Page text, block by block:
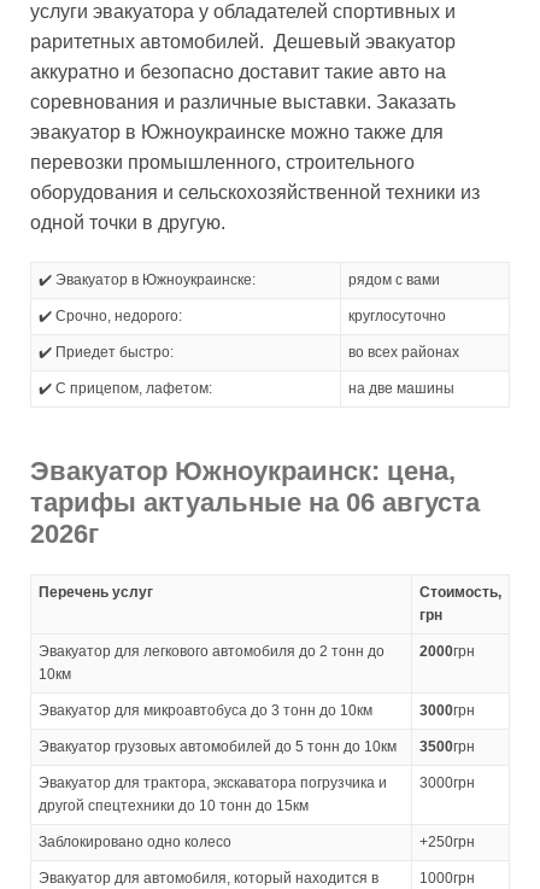
услуги эвакуатора у обладателей спортивных и
раритетных автомобилей. Дешевый эвакуатор
аккуратно и безопасно доставит такие авто на
соревнования и различные выставки. Заказать
эвакуатор в Южноукраинске можно также для
перевозки промышленного, строительного
оборудования и сельскохозяйственной техники из
одной точки в другую.
✔️ Эвакуатор в Южноукраинске: рядом с вами
✔️ Срочно, недорого: круглосуточно
✔️ Приедет быстро: во всех районах
✔️ С прицепом, лафетом: на две машины
Эвакуатор Южноукраинск: цена,
тарифы актуальные на 06 августа
2026г
Перечень услуг
Стоимость,
грн
Эвакуатор для легкового автомобиля до 2 тонн до
10км
2000грн
Эвакуатор для микроавтобуса до 3 тонн до 10км 3000грн
Эвакуатор грузовых автомобилей до 5 тонн до 10км 3500грн
Эвакуатор для трактора, экскаватора погрузчика и
другой спецтехники до 10 тонн до 15км
3000грн
Заблокировано одно колесо +250грн
Эвакуатор для автомобиля, который находится в
1000грн